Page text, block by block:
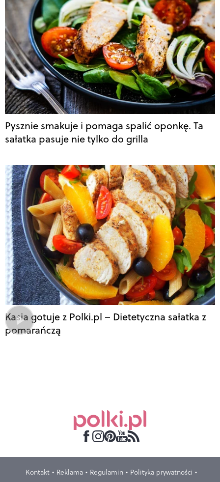
Pysznie smakuje i pomaga spalić oponkę. Ta
sałatka pasuje nie tylko do grilla
Kasia gotuje z Polki.pl – Dietetyczna sałatka z
pomarańczą
Kontakt Reklama Regulamin
Polityka prywatności